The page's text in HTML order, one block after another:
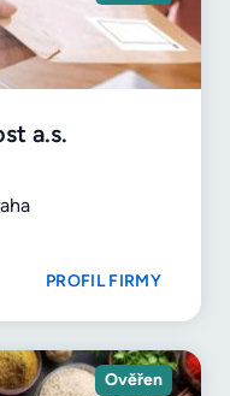
a.s.
PROFIL FIRMY
Ověřen